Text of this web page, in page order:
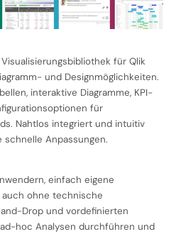
für Qlik
und Designmöglichkeiten.
interaktive Diagramme, KPI-
für
Nahtlos integriert und intuitiv
Anpassungen.
einfach eigene
auch ohne technische
Drop und vordefinierten
hoc Analysen durchführen und